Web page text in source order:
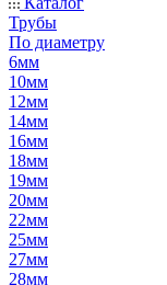
Трубы
По диаметру
6мм
10мм
12мм
14мм
16мм
18мм
19мм
20мм
22мм
25мм
27мм
28мм